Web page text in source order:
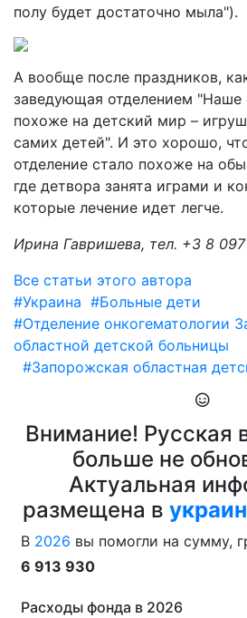
полу будет достаточно мыла").
А вообще после праздников,
заведующая отделением "Наше
похоже на детский мир –
самих детей". И это хорошо,
отделение стало похоже на
где детвора занята играми и
которые лечение идет легче.
Ирина Гавришева, тел. +3 8 097
Все статьи этого автора
#Украина #Больные дети
#Отделение онкогематологии
областной детской больницы
#Запорожская областная
Внимание! Русская
больше не
Актуальная
размещена в
В 2026 вы помогли на сумму,
6 913 930
Расходы фонда в 2026